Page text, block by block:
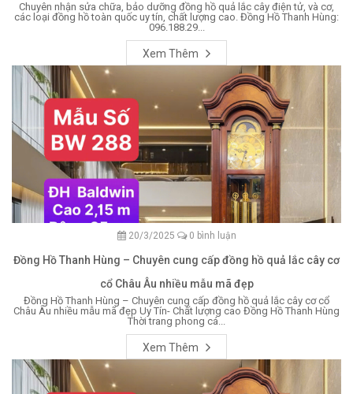
Chuyên nhận sửa chữa, bảo dưỡng đồng hồ quả lắc cây điện tử, và cơ,
các loại đồng hồ toàn quốc uy tín, chất lượng cao. Đồng Hồ Thanh Hùng:
096.188.29...
Xem Thêm
20/3/2025 0 bình luận
Đồng Hồ Thanh Hùng – Chuyên cung cấp đồng hồ quả lắc cây cơ
cổ Châu Âu nhiều mẫu mã đẹp
Đồng Hồ Thanh Hùng – Chuyên cung cấp đồng hồ quả lắc cây cơ cổ
Châu Âu nhiều mẫu mã đẹp Uy Tín- Chất lượng cao Đồng Hồ Thanh Hùng
Thời trang phong cá...
Xem Thêm